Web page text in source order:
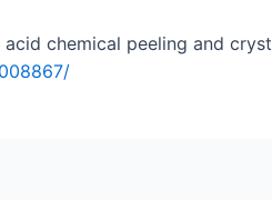
chemical peeling and